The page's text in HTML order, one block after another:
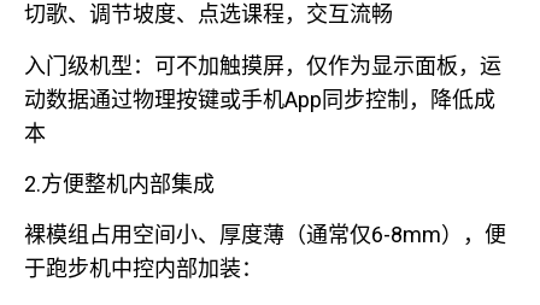
切歌、调节坡度、点选课程，交互流畅
入门级机型：可不加触摸屏，仅作为显示面板，运
动数据通过物理按键或手机App同步控制，降低成
本
2.方便整机内部集成
裸模组占用空间小、厚度薄（通常仅6-8mm），便
于跑步机中控内部加装：